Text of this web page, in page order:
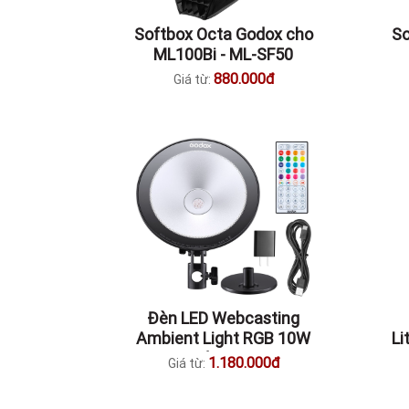
Softbox Octa Godox cho
ML100Bi - ML-SF50
Giá từ: 880.000đ
Đèn LED Webcasting
Ambient Light RGB 10W
Godox CL10
Giá từ: 1.180.000đ